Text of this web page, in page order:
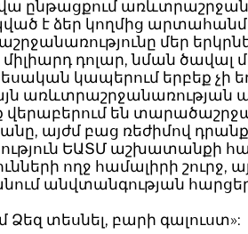
ընթացքում
է ձեր կողմից
մեր
միլիարդ դոլար, նման ծավալ
կապերում երբեք չի
վերաբերում են
այժմ բաց ռեժիմով դրանք
ԵԱՏՄ աշխատանքի
ողջ համալիրի շուրջ,
անվտանգության
տեսնել, բարի գալուստ»: